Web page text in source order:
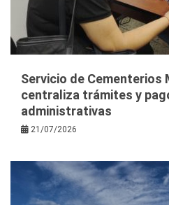
Servicio de Cementerios
centraliza trámites y
administrativas
21/07/2026